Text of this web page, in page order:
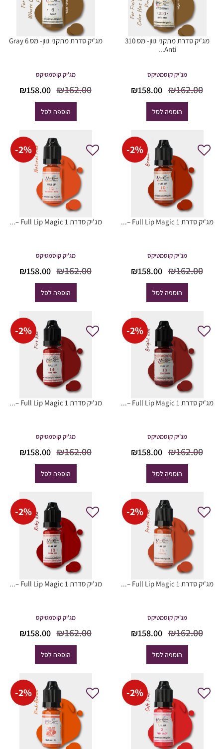
מג'יק סדרת מתקני גוון- מס 310
Anti...
מג'יק קוסמטיקס
₪162.00
המחיר
היה:
₪162.00.
₪158.00
הוספה לסל
מג'יק סדרת מתקני גוון- מס 6 Gray
מג'יק קוסמטיקס
₪162.00
המחיר
היה:
₪162.00.
₪158.00
הוספה לסל
-2%
מג'יק סדרת Full Lip Magic 1 –...
מג'יק קוסמטיקס
₪162.00
המחיר
היה:
₪162.00.
₪158.00
הוספה לסל
-2%
מג'יק סדרת Full Lip Magic 1 –...
מג'יק קוסמטיקס
₪162.00
המחיר
היה:
₪162.00.
₪158.00
הוספה לסל
-2%
מג'יק סדרת Full Lip Magic 1 –...
מג'יק קוסמטיקס
₪162.00
המחיר
היה:
₪162.00.
₪158.00
הוספה לסל
-2%
מג'יק סדרת Full Lip Magic 1 –...
מג'יק קוסמטיקס
₪162.00
המחיר
היה:
₪162.00.
₪158.00
הוספה לסל
-2%
מג'יק סדרת Full Lip Magic 1 –...
מג'יק קוסמטיקס
₪162.00
המחיר
היה:
₪162.00.
₪158.00
הוספה לסל
-2%
מג'יק סדרת Full Lip Magic 1 –...
מג'יק קוסמטיקס
₪162.00
המחיר
היה:
₪162.00.
₪158.00
הוספה לסל
-2%
-2%